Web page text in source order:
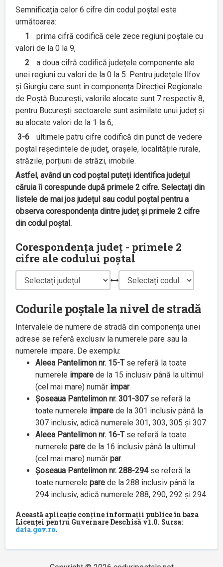
Semnificația celor 6 cifre din codul poștal este
următoarea:
1
prima cifră codifică cele zece regiuni poștale cu
valori de la 0 la 9,
2
a doua cifră codifică județele componente ale
unei regiuni cu valori de la 0 la 5. Pentru județele Ilfov
și Giurgiu care sunt în componența Direcției Regionale
de Poștă București, valorile alocate sunt 7 respectiv 8,
pentru București sectoarele sunt asimilate unui județ și
au alocate valori de la 1 la 6,
3-6
ultimele patru cifre codifică din punct de vedere
poștal reședintele de județ, orașele, localitățile rurale,
străzile, porțiuni de străzi, imobile.
Astfel, având un cod poștal puteți identifica județul
căruia îi corespunde după primele 2 cifre. Selectați din
listele de mai jos județul sau codul poștal pentru a
observa corespondența dintre județ și primele 2 cifre
din codul poștal.
Corespondența județ - primele 2
cifre ale codului poștal
Codurile poștale la nivel de stradă
Intervalele de numere de stradă din componența unei
adrese se referă exclusiv la numerele pare sau la
numerele impare. De exemplu:
Aleea Pantelimon nr. 15-Tse referă la toate
numerele impare de la 15 inclusiv până la ultimul
(cel mai mare) număr impar.
Șoseaua Pantelimon nr. 301-307se referă la
toate numerele impare de la 301 inclusiv până la
307 inclusiv, adică numerele 301, 303, 305 și 307.
Aleea Pantelimon nr. 16-Tse referă la toate
numerele pare de la 16 inclusiv până la ultimul
(cel mai mare) număr par.
Șoseaua Pantelimon nr. 288-294se referă la
toate numerele pare de la 288 inclusiv până la
294 inclusiv, adică numerele 288, 290, 292 și 294.
Această aplicație conține informații publice în baza
Licenței pentru Guvernare Deschisă v1.0. Sursa:
data.gov.ro.